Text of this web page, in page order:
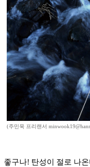
(주민욱 프리랜서
좋구나! 탄성이 절로 나